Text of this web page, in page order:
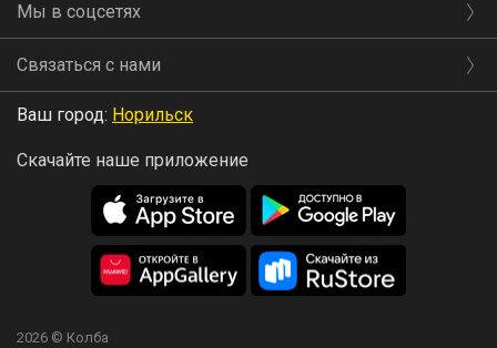
Мы в соцсетях
Связаться с нами
Ваш город: Норильск
Скачайте наше приложение
2026 © Колба